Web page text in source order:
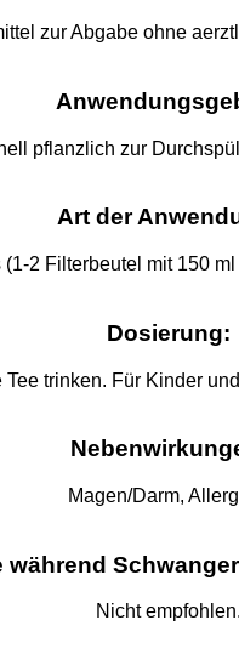
zur Abgabe ohne
pflanzlich zur
Art der
2 Filterbeutel mit 150
Dosierung:
Tee trinken. Für Kinder
Magen/Darm,
während
Nicht empfohlen.